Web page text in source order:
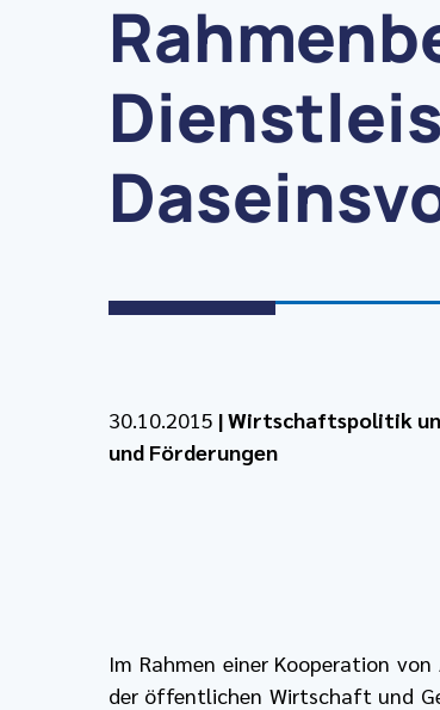
30.10.2015 |Wirtschaftspolitik
und Förderungen
Im Rahmen einer Kooperation
der öffentlichen Wirtschaft und